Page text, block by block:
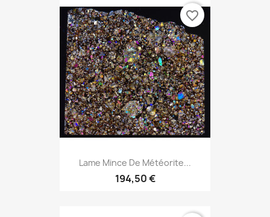
Lame Mince De Météorite...
194,50 €
favorite_border